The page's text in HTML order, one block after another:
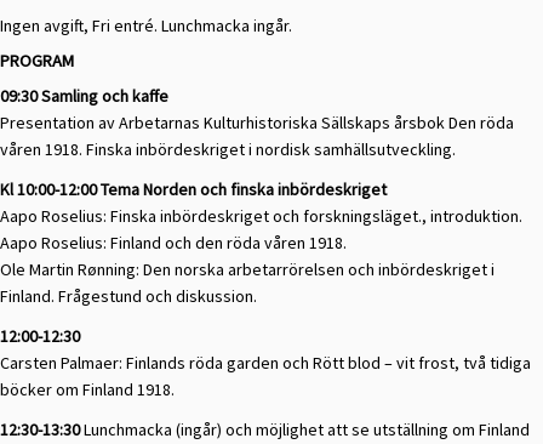
Ingen avgift, Fri entré. Lunchmacka ingår.
PROGRAM
09:30 Samling och kaffe
Presentation av Arbetarnas Kulturhistoriska Sällskaps årsbok Den röda
våren 1918. Finska inbördeskriget i nordisk samhällsutveckling.
Kl 10:00-12:00 Tema Norden och finska inbördeskriget
Aapo Roselius: Finska inbördeskriget och forskningsläget., introduktion.
Aapo Roselius: Finland och den röda våren 1918.
Ole Martin Rønning: Den norska arbetarrörelsen och inbördeskriget i
Finland. Frågestund och diskussion.
12:00-12:30
Carsten Palmaer: Finlands röda garden och Rött blod – vit frost, två tidiga
böcker om Finland 1918.
12:30-13:30Lunchmacka (ingår) och möjlighet att se utställning om Finland